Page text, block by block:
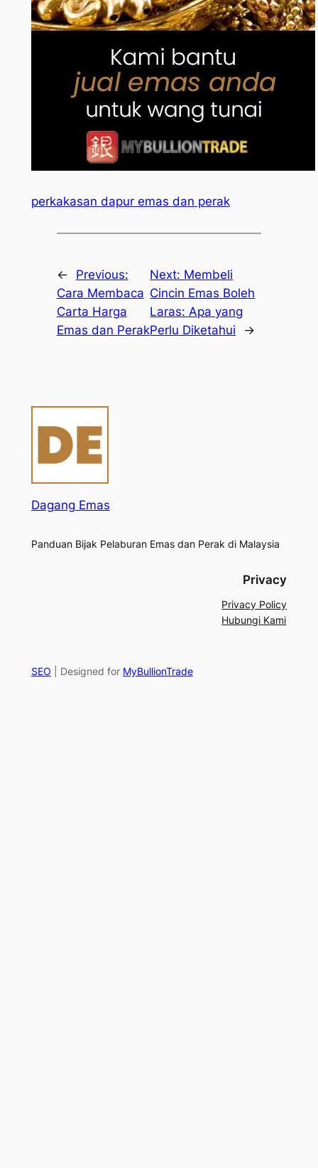
perkakasan dapur emas dan perak
←
Previous:
Cara Membaca
Carta Harga
Emas dan Perak
Next: Membeli
Cincin Emas Boleh
Laras: Apa yang
Perlu Diketahui
→
Dagang Emas
Panduan Bijak Pelaburan Emas dan Perak di Malaysia
Privacy
Privacy Policy
Hubungi Kami
SEO | Designed for MyBullionTrade